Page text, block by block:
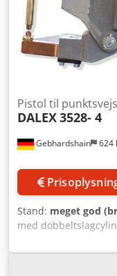
Gebhardshain 624
Pistol til
DALEX3528- 4
Stand: meget god
med
Nominel effekt ved
kortslutningsstrøm:
Elektrodekraft: 60-